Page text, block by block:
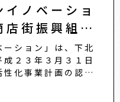
ノベーショ
街振興組
ション」は、下北
２３年３月３１日
化事業計画の認定